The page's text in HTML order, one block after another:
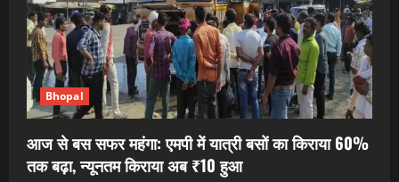
Bhopal
आज से बस सफर महंगा: एमपी में यात्री बसों का किराया 60%
तक बढ़ा, न्यूनतम किराया अब ₹10 हुआ